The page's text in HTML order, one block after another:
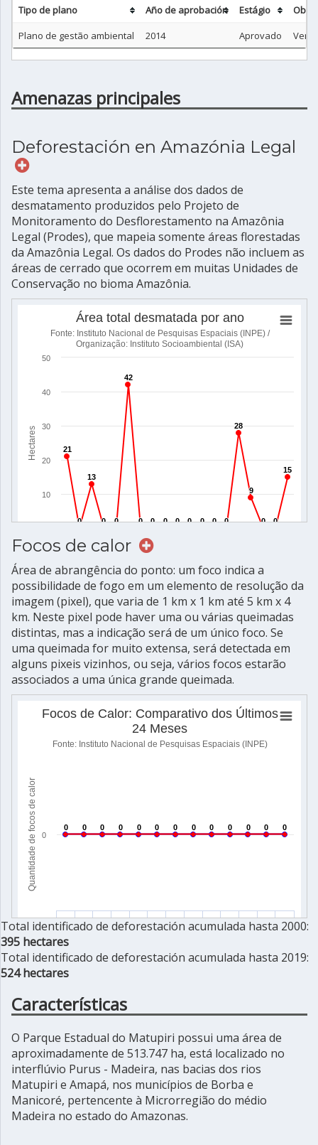
Tipo de plano Año de aprobación Estágio
Plano de gestão ambiental
2014 Aprovado Ver
Amenazas principales
Deforestación en Amazónia Legal
Este tema apresenta a análise dos dados de
desmatamento produzidos pelo Projeto de
Monitoramento do Desflorestamento na Amazônia
Legal (Prodes), que mapeia somente áreas florestadas
da Amazônia Legal. Os dados do Prodes não incluem as
áreas de cerrado que ocorrem em muitas Unidades de
Conservação no bioma Amazônia.
Focos de calor
Área de abrangência do ponto: um foco indica a
possibilidade de fogo em um elemento de resolução da
imagem (pixel), que varia de 1 km x 1 km até 5 km x 4
km. Neste pixel pode haver uma ou várias queimadas
distintas, mas a indicação será de um único foco. Se
uma queimada for muito extensa, será detectada em
alguns pixeis vizinhos, ou seja, vários focos estarão
associados a uma única grande queimada.
Total identificado de deforestación acumulada hasta 2000:
395 hectares
Total identificado de deforestación acumulada hasta 2019:
524 hectares
Características
O Parque Estadual do Matupiri possui uma área de
aproximadamente de 513.747 ha, está localizado no
interflúvio Purus - Madeira, nas bacias dos rios
Matupiri e Amapá, nos municípios de Borba e
Manicoré, pertencente à Microrregião do médio
Madeira no estado do Amazonas.